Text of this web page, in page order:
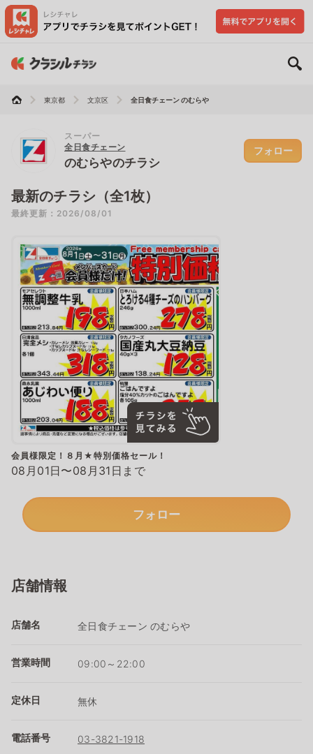
東京都 文京区 全日食チェーン のむらや
スーパー
全日食チェーン
のむらやのチラシ
フォロー
最新のチラシ（全1枚）
最終更新：2026/08/01
会員様限定！８月★特別価格セール！
08月01日〜08月31日まで
フォロー
店舗情報
店舗名 全日食チェーン のむらや
営業時間 09:00～22:00
定休日 無休
電話番号 03-3821-1918